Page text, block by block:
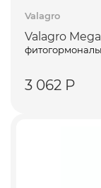
Valagro
Valagro
3 062 Р